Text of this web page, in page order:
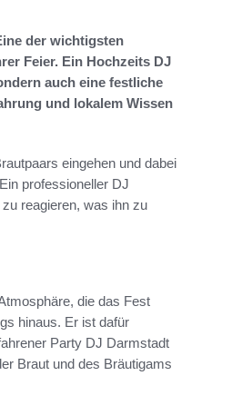
der wichtigsten
Feier. Ein Hochzeits DJ
auch eine festliche
und lokalem Wissen
eingehen und dabei
professioneller DJ
reagieren, was ihn zu
die das Fest
hinaus. Er ist dafür
Party DJ Darmstadt
Braut und des Bräutigams